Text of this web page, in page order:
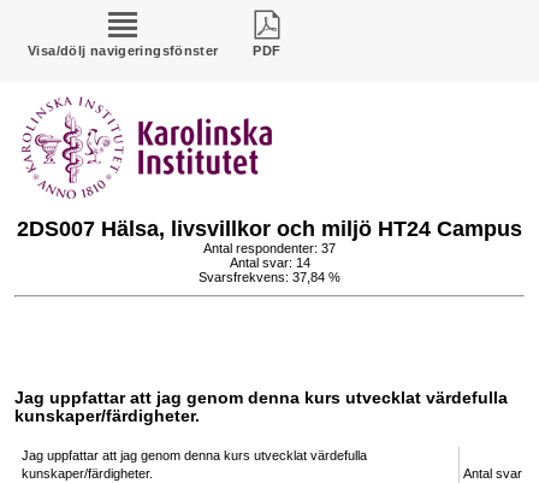
Visa/dölj navigeringsfönster PDF
2DS007 Hälsa, livsvillkor och miljö HT24 Campus
Antal respondenter: 37
Antal svar: 14
Svarsfrekvens: 37,84 %
Jag uppfattar att jag genom denna kurs utvecklat värdefulla
kunskaper/färdigheter.
Jag uppfattar att jag genom denna kurs utvecklat värdefulla
kunskaper/färdigheter.
Antal svar